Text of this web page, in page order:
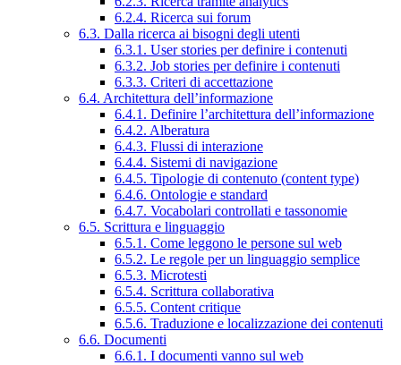
6.2.4. Ricerca sui forum
6.3. Dalla ricerca ai bisogni degli utenti
6.3.1. User stories per definire i contenuti
6.3.2. Job stories per definire i contenuti
6.3.3. Criteri di accettazione
6.4. Architettura dell’informazione
6.4.1. Definire l’architettura dell’informazione
6.4.2. Alberatura
6.4.3. Flussi di interazione
6.4.4. Sistemi di navigazione
6.4.5. Tipologie di contenuto (content type)
6.4.6. Ontologie e standard
6.4.7. Vocabolari controllati e tassonomie
6.5. Scrittura e linguaggio
6.5.1. Come leggono le persone sul web
6.5.2. Le regole per un linguaggio semplice
6.5.3. Microtesti
6.5.4. Scrittura collaborativa
6.5.5. Content critique
6.5.6. Traduzione e localizzazione dei contenuti
6.6. Documenti
6.6.1. I documenti vanno sul web